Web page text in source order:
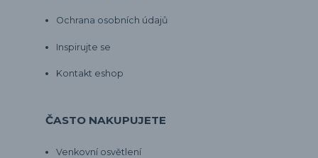
Ochrana osobních údajů
Inspirujte se
Kontakt eshop
ČASTO NAKUPUJETE
Venkovní osvětlení